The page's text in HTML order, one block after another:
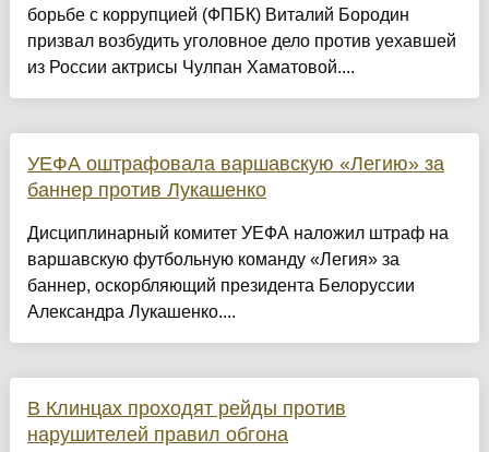
борьбе с коррупцией (ФПБК) Виталий Бородин
призвал возбудить уголовное дело против уехавшей
из России актрисы Чулпан Хаматовой....
УЕФА оштрафовала варшавскую «Легию» за
баннер против Лукашенко
Дисциплинарный комитет УЕФА наложил штраф на
варшавскую футбольную команду «Легия» за
баннер, оскорбляющий президента Белоруссии
Александра Лукашенко....
В Клинцах проходят рейды против
нарушителей правил обгона